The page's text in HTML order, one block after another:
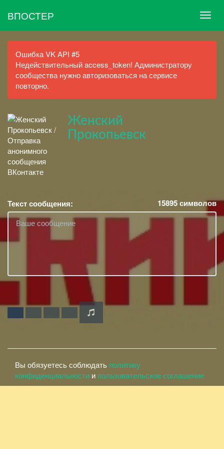
ВПОСТЕР
Ошибка VK API #5
Недействительный access_token! Администратору
сообщества нужно авторизоваться на сервисе
повторно.
Женский
Прокопьевск
Текст сообщения: 15895символов
Вы обязуетесь соблюдать политику
конфиденциальности и пользовательское соглашение